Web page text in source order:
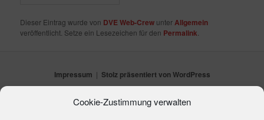
Cookie-Zustimmung verwalten
Dieser Eintrag wurde von DVE Web-Crew unterAllgemein
veröffentlicht. Setze ein Lesezeichen für den Permalink.
Impressum Stolz präsentiert von WordPress